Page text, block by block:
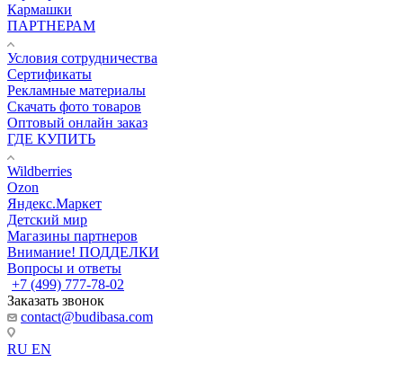
Кармашки
ПАРТНЕРАМ
Условия сотрудничества
Сертификаты
Рекламные материалы
Скачать фото товаров
Оптовый онлайн заказ
ГДЕ КУПИТЬ
Wildberries
Ozon
Яндекс.Маркет
Детский мир
Магазины партнеров
Внимание! ПОДДЕЛКИ
Вопросы и ответы
+7 (499) 777-78-02
Заказать звонок
contact@budibasa.com
RU EN